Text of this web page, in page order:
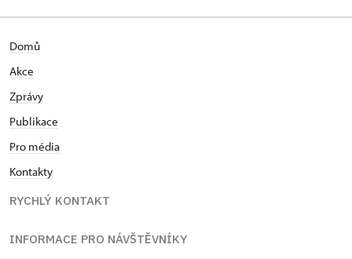
Domů
Akce
Zprávy
Publikace
Pro média
Kontakty
RYCHLÝ KONTAKT
INFORMACE PRO NÁVŠTĚVNÍKY